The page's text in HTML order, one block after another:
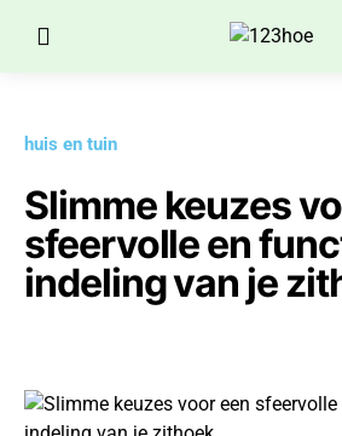
huis en tuin
Slimme keuzes
sfeervolle en
indeling van je